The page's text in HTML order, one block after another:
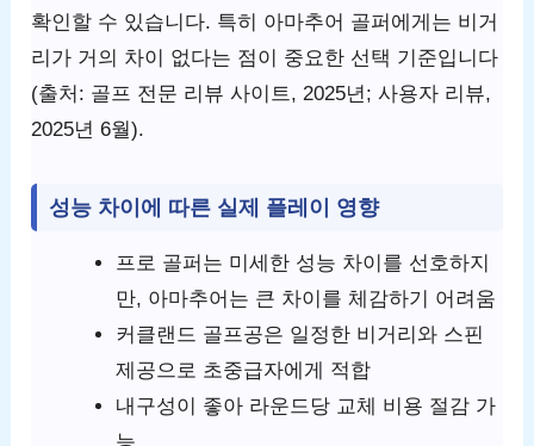
확인할 수 있습니다. 특히 아마추어 골퍼에게는 비거
리가 거의 차이 없다는 점이 중요한 선택 기준입니다
(출처: 골프 전문 리뷰 사이트, 2025년; 사용자 리뷰,
2025년 6월).
성능 차이에 따른 실제 플레이 영향
프로 골퍼는 미세한 성능 차이를 선호하지
만, 아마추어는 큰 차이를 체감하기 어려움
커클랜드 골프공은 일정한 비거리와 스핀
제공으로 초중급자에게 적합
내구성이 좋아 라운드당 교체 비용 절감 가